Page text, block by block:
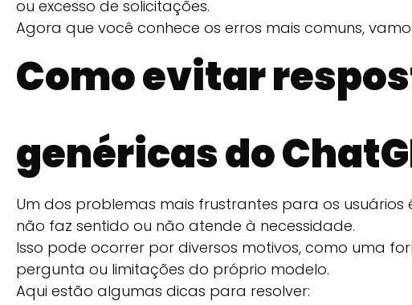
ou excesso de solicitações.
Agora que você conhece os erros mais comuns,
Como evitar
genéricas do
Um dos problemas mais frustrantes para os
não faz sentido ou não atende à necessidade.
Isso pode ocorrer por diversos motivos, como uma
pergunta ou limitações do próprio modelo.
Aqui estão algumas dicas para resolver: